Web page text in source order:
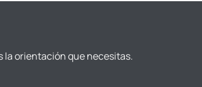
la orientación que necesitas.